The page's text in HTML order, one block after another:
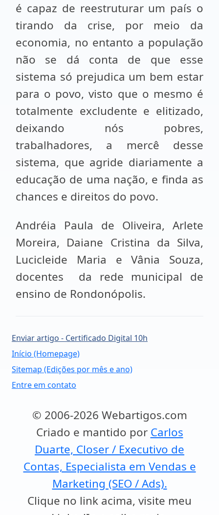
é capaz de reestruturar um país o
tirando da crise, por meio da
economia, no entanto a população
não se dá conta de que esse
sistema só prejudica um bem estar
para o povo, visto que o mesmo é
totalmente excludente e elitizado,
deixando nós pobres,
trabalhadores, a mercê desse
sistema, que agride diariamente a
educação de uma nação, e finda as
chances e direitos do povo.
Andréia Paula de Oliveira, Arlete
Moreira, Daiane Cristina da Silva,
Lucicleide Maria e Vânia Souza,
docentes da rede municipal de
ensino de Rondonópolis.
Enviar artigo - Certificado Digital 10h
Início (Homepage)
Sitemap (Edições por mês e ano)
Entre em contato
© 2006-2026 Webartigos.com
Criado e mantido por Carlos
Duarte, Closer / Executivo de
Contas, Especialista em Vendas e
Marketing (SEO / Ads).
Clique no link acima, visite meu